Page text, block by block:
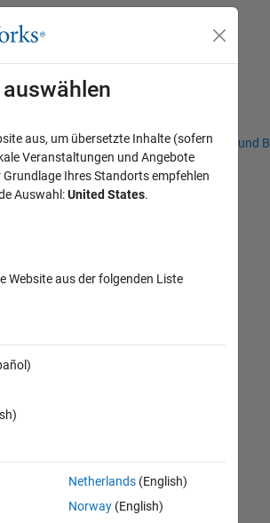
Niederlassungen Studierende und
für Off-Canvas-
aus, um übersetzte Inhalte (sofern
Veranstaltungen und Angebote
Ihres Standorts empfehlen
Auswahl:United States.
Website aus der folgenden Liste
Netherlands(English)
Norway(English)